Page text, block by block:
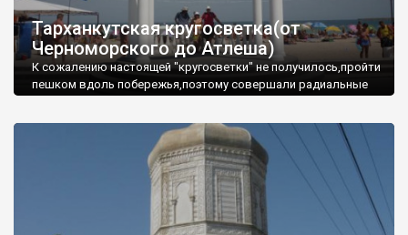
Тарханкутская кругосветка(от
Черноморского до Атлеша)
К сожалению настоящей "кругосветки" не получилось,пройти
пешком вдоль побережья,поэтому совершали радиальные